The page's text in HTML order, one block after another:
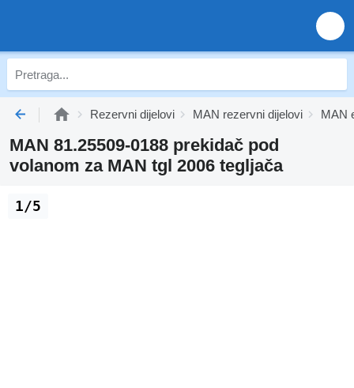
Rezervni dijelovi MAN rezervni dijelovi MAN
MAN 81.25509-0188 prekidač pod
volanom za MAN tgl 2006 tegljača
1/5